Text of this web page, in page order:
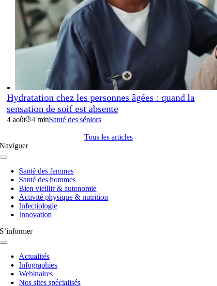
Hydratation chez les personnes âgées : quand la
sensation de soif est absente
4 août 4 minSanté des séniors
Tous les articles
Naviguer
Navigation
basculeSanté des femmes
Santé des hommes
Bien vieillir & autonomie
Activité physique & nutrition
Infectiologie
Innovation
S’informer
Navigation
basculeActualités
Infographies
Webinaires
Nos sites spécialisés